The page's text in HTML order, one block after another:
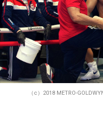
（c）2018 METRO-